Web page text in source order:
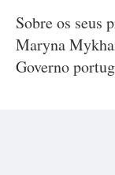
Sobre os seus
Maryna
Governo